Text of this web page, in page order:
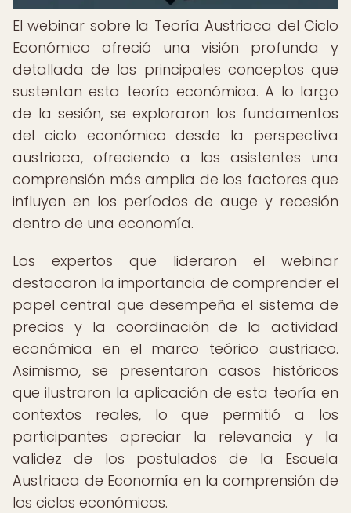
El webinar sobre la Teoría Austriaca del Ciclo
Económico ofreció una visión profunda y
detallada de los principales conceptos que
sustentan esta teoría económica. A lo largo
de la sesión, se exploraron los fundamentos
del ciclo económico desde la perspectiva
austriaca, ofreciendo a los asistentes una
comprensión más amplia de los factores que
influyen en los períodos de auge y recesión
dentro de una economía.
Los expertos que lideraron el webinar
destacaron la importancia de comprender el
papel central que desempeña el sistema de
precios y la coordinación de la actividad
económica en el marco teórico austriaco.
Asimismo, se presentaron casos históricos
que ilustraron la aplicación de esta teoría en
contextos reales, lo que permitió a los
participantes apreciar la relevancia y la
validez de los postulados de la Escuela
Austriaca de Economía en la comprensión de
los ciclos económicos.